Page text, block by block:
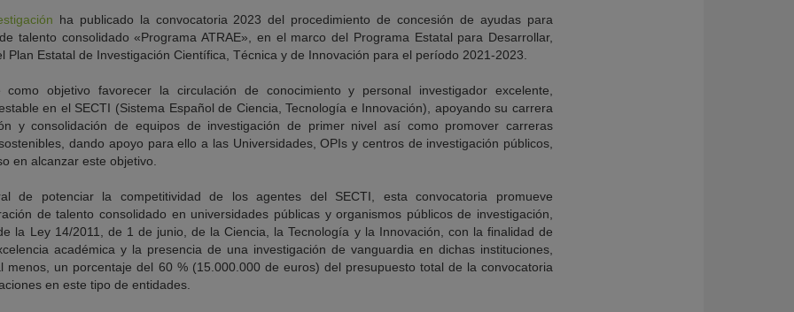
ha publicado la convocatoria 2023 del procedimiento de concesión de ayudas para
talento consolidado «Programa ATRAE», en el marco del Programa Estatal para Desarrollar,
Plan Estatal de Investigación Científica, Técnica y de Innovación para el período 2021-2023.
como objetivo favorecer la circulación de conocimiento y personal investigador excelente,
en el SECTI (Sistema Español de Ciencia, Tecnología e Innovación), apoyando su carrera
y consolidación de equipos de investigación de primer nivel así como promover carreras
dando apoyo para ello a las Universidades, OPIs y centros de investigación públicos,
en alcanzar este objetivo.
de potenciar la competitividad de los agentes del SECTI, esta convocatoria promueve
de talento consolidado en universidades públicas y organismos públicos de investigación,
la Ley 14/2011, de 1 de junio, de la Ciencia, la Tecnología y la Innovación, con la finalidad de
académica y la presencia de una investigación de vanguardia en dichas instituciones,
menos, un porcentaje del 60 % (15.000.000 de euros) del presupuesto total de la convocatoria
en este tipo de entidades.